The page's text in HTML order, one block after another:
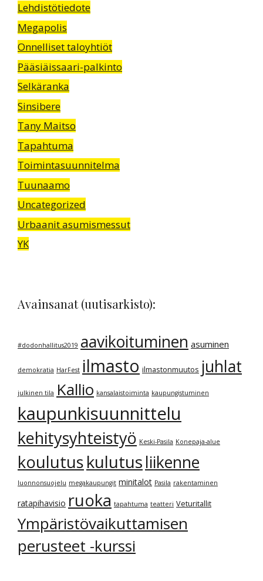
Lehdistötiedote
Megapolis
Onnelliset taloyhtiöt
Pääsiäissaari-palkinto
Selkäranka
Sinsibere
Tany Maitso
Tapahtuma
Toimintasuunnitelma
Tuunaamo
Uncategorized
Urbaanit asumismessut
YK
Avainsanat (uutisarkisto):
#dodonhallitus2019 aavikoituminen asuminen
demokratia HarFest ilmasto ilmastonmuutos juhlat
julkinen tila Kallio kansalaistoiminta kaupungistuminen
kaupunkisuunnittelu
kehitysyhteistyö Keski-Pasila Konepaja-alue
koulutuskulutusliikenne
luonnonsuojelu megakaupungit minitalot Pasila rakentaminen
ratapihavisio ruoka tapahtuma teatteri Veturitallit
Ympäristövaikuttamisen
perusteet -kurssi